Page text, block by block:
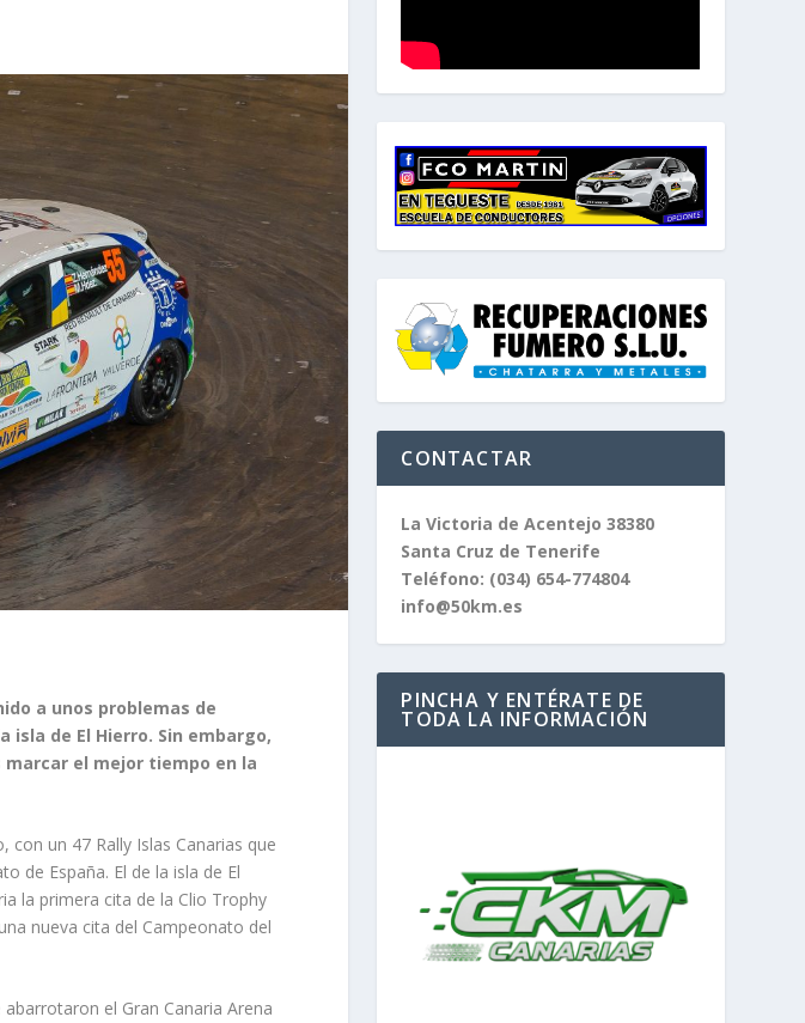
a unos problemas de
de El Hierro. Sin embargo,
el mejor tiempo en la
un 47 Rally Islas Canarias que
de España. El de la isla de El
la primera cita de la Clio Trophy
nueva cita del Campeonato del
el Gran Canaria Arena
CONTACTAR
La Victoria de Acentejo 38380
Santa Cruz de Tenerife
Teléfono: (034) 654-774804
info@50km.es
PINCHA Y ENTÉRATE DE
TODA LA INFORMACIÓN